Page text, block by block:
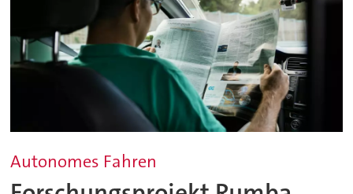
Autonomes Fahren